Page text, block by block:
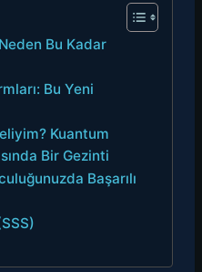
Bu Kadar
Bu Yeni
Kuantum
Bir Gezinti
Başarılı